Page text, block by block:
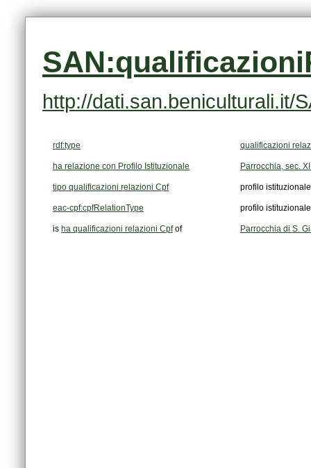
http://dati.san.beniculturali.it/
rdf:type qualificazioni
ha relazione con Profilo Istituzionale Parrocchia, sec.
tipo qualificazioni relazioni Cpf profilo istituzionale
eac-cpf:cpfRelationType profilo istituzionale
is ha qualificazioni relazioni Cpfof Parrocchia di S.